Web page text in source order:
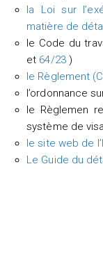
la Loi sur
matière de
le Code du
et 64/23)
le Règlement
l’ordonnance
le Règlemen
système de
le site web de
Le Guide du